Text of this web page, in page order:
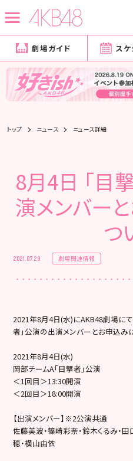
劇場ガイド ス
トップ ニュース ニュース詳細
8月4日 「目
演メンバー
つ
2021.07.29 劇場関連情報
2021年8月4日(水)にAKB48劇場に
者」公演の出演メンバーとお申込み
2021年8月4日(水)
岡部チームA「目撃者」公演
＜1回目＞13:30開演
＜2回目＞18:00開演
【出演メンバー】※2公演共通
佐藤美波・篠崎彩奈・鈴木くるみ・
穂・横山由依